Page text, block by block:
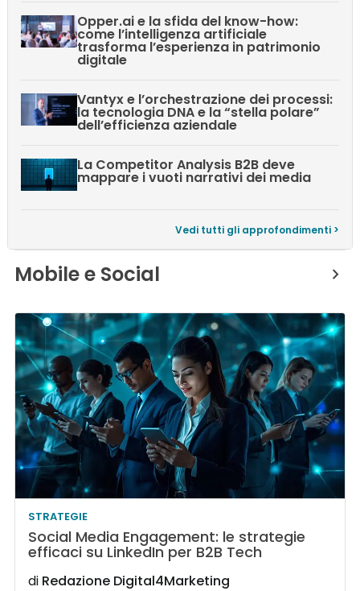
Opper.ai e la sfida del know-how:
come l’intelligenza artificiale
trasforma l’esperienza in patrimonio
digitale
Vantyx e l’orchestrazione dei processi:
la tecnologia DNA e la “stella polare”
dell’efficienza aziendale
La Competitor Analysis B2B deve
mappare i vuoti narrativi dei media
Vedi tutti gli approfondimenti >
Mobile e Social
STRATEGIE
Social Media Engagement: le strategie
efficaci su LinkedIn per B2B Tech
di Redazione Digital4Marketing